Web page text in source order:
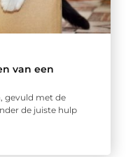
van een
gevuld met de
de juiste hulp